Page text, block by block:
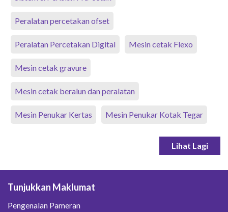
Peralatan percetakan ofset
Peralatan Percetakan Digital Mesin cetak Flexo
Mesin cetak gravure
Mesin cetak beralun dan peralatan
Mesin Penukar Kertas Mesin Penukar Kotak Tegar
Lihat Lagi
Tunjukkan Maklumat
Pengenalan Pameran